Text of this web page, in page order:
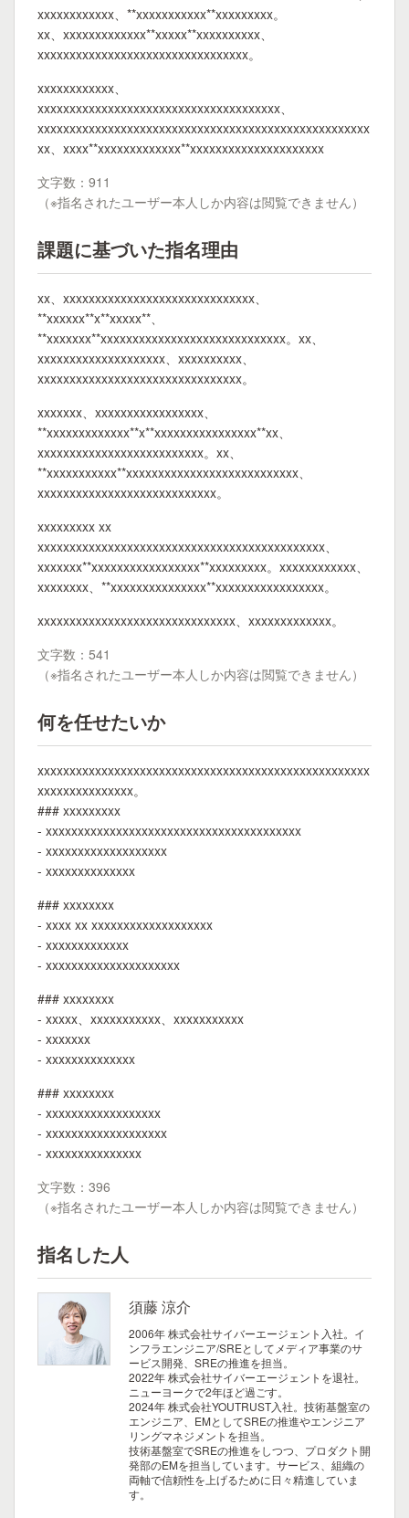
xxxxxxxxxxxx、**xxxxxxxxxxx**xxxxxxxxx。
xx、xxxxxxxxxxxxx**xxxxx**xxxxxxxxxx、
xxxxxxxxxxxxxxxxxxxxxxxxxxxxxxxxx。
xxxxxxxxxxxx、
xxxxxxxxxxxxxxxxxxxxxxxxxxxxxxxxxxxxxx、
xxxxxxxxxxxxxxxxxxxxxxxxxxxxxxxxxxxxxxxxxxxxxxxxxxxx
xx、xxxx**xxxxxxxxxxxxx**xxxxxxxxxxxxxxxxxxxxx
文字数：911
（※指名されたユーザー本人しか内容は閲覧できません）
課題に基づいた指名理由
xx、xxxxxxxxxxxxxxxxxxxxxxxxxxxxxx、
**xxxxxx**x**xxxxx**、
**xxxxxxx**xxxxxxxxxxxxxxxxxxxxxxxxxxxxx。xx、
xxxxxxxxxxxxxxxxxxxx、xxxxxxxxxx、
xxxxxxxxxxxxxxxxxxxxxxxxxxxxxxxx。
xxxxxxx、xxxxxxxxxxxxxxxxx、
**xxxxxxxxxxxxx**x**xxxxxxxxxxxxxxxx**xx、
xxxxxxxxxxxxxxxxxxxxxxxxxx。xx、
**xxxxxxxxxxx**xxxxxxxxxxxxxxxxxxxxxxxxxxx、
xxxxxxxxxxxxxxxxxxxxxxxxxxxx。
xxxxxxxxx xx
xxxxxxxxxxxxxxxxxxxxxxxxxxxxxxxxxxxxxxxxxxxxx、
xxxxxxx**xxxxxxxxxxxxxxxxx**xxxxxxxxx。xxxxxxxxxxxx、
xxxxxxxx、**xxxxxxxxxxxxxxx**xxxxxxxxxxxxxxxxx。
xxxxxxxxxxxxxxxxxxxxxxxxxxxxxxx、xxxxxxxxxxxxx。
文字数：541
（※指名されたユーザー本人しか内容は閲覧できません）
何を任せたいか
xxxxxxxxxxxxxxxxxxxxxxxxxxxxxxxxxxxxxxxxxxxxxxxxxxxx
xxxxxxxxxxxxxxx。
### xxxxxxxxx
- xxxxxxxxxxxxxxxxxxxxxxxxxxxxxxxxxxxxxxxx
- xxxxxxxxxxxxxxxxxxx
- xxxxxxxxxxxxxx
### xxxxxxxx
- xxxx xx xxxxxxxxxxxxxxxxxxx
- xxxxxxxxxxxxx
- xxxxxxxxxxxxxxxxxxxxx
### xxxxxxxx
- xxxxx、xxxxxxxxxxx、xxxxxxxxxxx
- xxxxxxx
- xxxxxxxxxxxxxx
### xxxxxxxx
- xxxxxxxxxxxxxxxxxx
- xxxxxxxxxxxxxxxxxxx
- xxxxxxxxxxxxxxx
文字数：396
（※指名されたユーザー本人しか内容は閲覧できません）
指名した人
須藤 涼介
2006年 株式会社サイバーエージェント入社。イ
ンフラエンジニア/SREとしてメディア事業のサ
ービス開発、SREの推進を担当。
2022年 株式会社サイバーエージェントを退社。
ニューヨークで2年ほど過ごす。
2024年 株式会社YOUTRUST入社。技術基盤室の
エンジニア、EMとしてSREの推進やエンジニア
リングマネジメントを担当。
技術基盤室でSREの推進をしつつ、プロダクト開
発部のEMを担当しています。サービス、組織の
両軸で信頼性を上げるために日々精進していま
す。